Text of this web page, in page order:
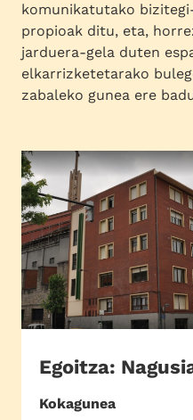
komunikatutako
propioak ditu, eta,
jarduera-gela duten
elkarrizketetarako
zabaleko gunea ere
Egoitza:
Kokagunea